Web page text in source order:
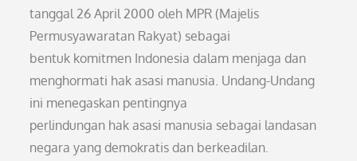
tanggal 26 April 2000 oleh MPR (Majelis
Permusyawaratan Rakyat) sebagai
bentuk komitmen Indonesia dalam menjaga dan
menghormati hak asasi manusia. Undang-Undang
ini menegaskan pentingnya
perlindungan hak asasi manusia sebagai landasan
negara yang demokratis dan berkeadilan.